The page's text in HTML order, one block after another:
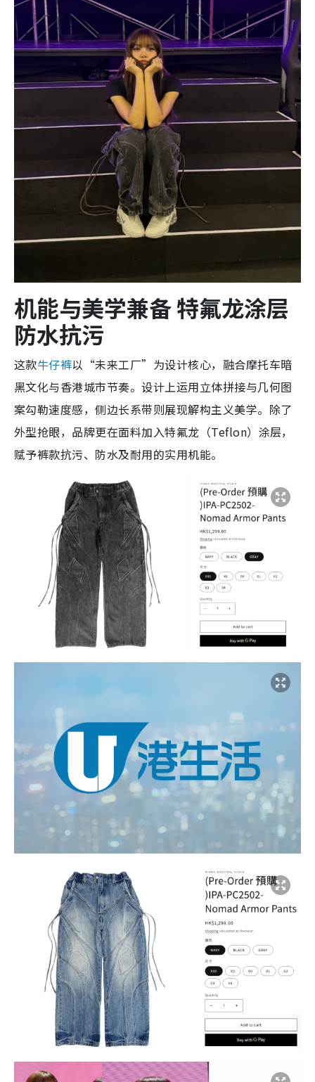
机能与美学兼备 特氟龙涂层
防水抗污
这款牛仔裤以“未来工厂”为设计核心，融合摩托车暗
黑文化与香港城市节奏。设计上运用立体拼接与几何图
案勾勒速度感，侧边长系带则展现解构主义美学。除了
外型抢眼，品牌更在面料加入特氟龙（Teflon）涂层，
赋予裤款抗污、防水及耐用的实用机能。